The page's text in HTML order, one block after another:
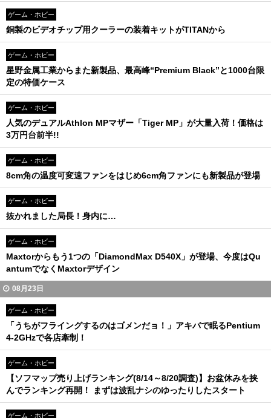
ゲーム・ホビー
銅製のビデオチップ用クーラーの装着キットがTITANから
ゲーム・ホビー
星野金属工業からまた新製品、最高峰“Premium Black”と1000台限
定の特価ケース
ゲーム・ホビー
人気のデュアルAthlon MPマザー「Tiger MP」が大量入荷！価格は
3万円台前半!!
ゲーム・ホビー
8cm角の温度可変速ファンをはじめ6cm角ファンにも新製品が登場
ゲーム・ホビー
抜かれました局長！身内に…
ゲーム・ホビー
Maxtorからもう1つの「DiamondMax D540X」が登場、今度はQu
antumでなくMaxtorデザイン
08月23日
ゲーム・ホビー
「うちがフライングするのはゴメンだョ！」アキバで眠るPentium
4-2GHzで各店牽制！
ゲーム・ホビー
【ソフマップ売り上げランキング(8/14～8/20調査)】お盆休みを挟
んでランキング再開！ まずは波乱ナシのゆったりしたスタート
ゲーム・ホビー